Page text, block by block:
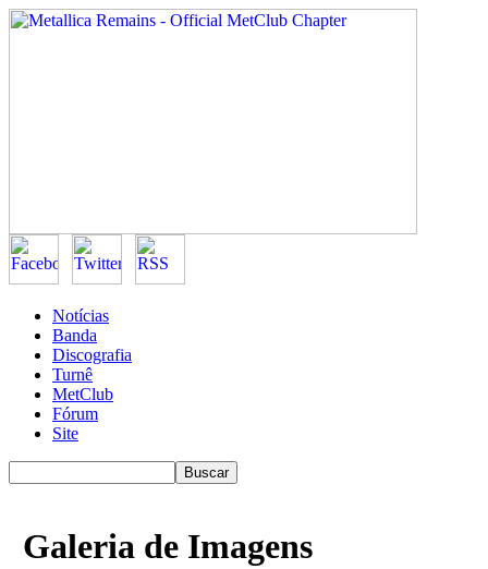
Notícias
Banda
Discografia
Turnê
MetClub
Fórum
Site
Galeria de Imagens